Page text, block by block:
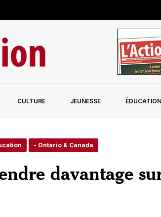
CULTURE JEUNESSE ÉDUCATION
- Ontario & Canada
davantage